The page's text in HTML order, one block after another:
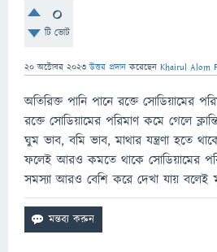
0
টি ভোট
20 অক্টোবর 2023 উত্তর প্রদান করেছেন Khairul Alom
অতিরিক্ত পানি পানে রক্তে সোডিয়ামের
রক্তে সোডিয়ামের পরিমাণ কমে গেলে
ঘুম ভাব, বমি ভাব, মাথার যন্ত্রণা হতে
ফলেই আরও কমতে থাকে সোডিয়ামের
সমস্যা আরও বেশি করে দেখা যায় বলেই